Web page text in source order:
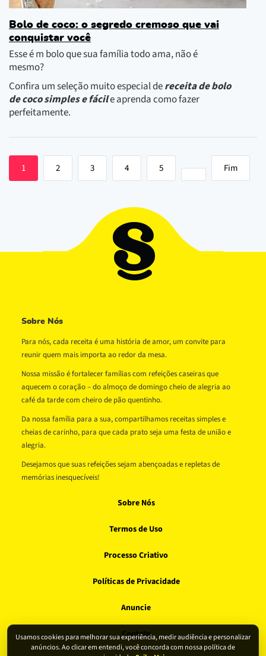
Usamos cookies para melhorar sua experiência, medir audiência e personalizar
anúncios. Ao clicar em entendi, você concorda com nossa política de
Bolo de coco: o segredo cremoso que vai
conquistar você
Esse é m bolo que sua família todo ama, não é
mesmo?
Confira um seleção muito especial dereceita de bolo
de coco simples e fácile aprenda como fazer
perfeitamente.
1 2 3 4 5 Fim
Sobre Nós
Para nós, cada receita é uma história de amor, um convite para
reunir quem mais importa ao redor da mesa.
Nossa missão é fortalecer famílias com refeições caseiras que
aquecem o coração – do almoço de domingo cheio de alegria ao
café da tarde com cheiro de pão quentinho.
Da nossa família para a sua, compartilhamos receitas simples e
cheias de carinho, para que cada prato seja uma festa de união e
alegria.
Desejamos que suas refeições sejam abençoadas e repletas de
memórias inesquecíveis!
Sobre Nós
Termos de Uso
Processo Criativo
Políticas de Privacidade
Anuncie
Contato